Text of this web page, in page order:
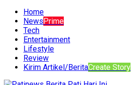
Home
NewsPrime
Tech
Entertainment
Lifestyle
Review
Kirim Artikel/BeritaCreate Story